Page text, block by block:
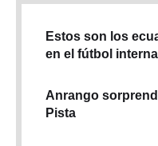
Estos son los
en el fútbol
Anrango
Pista